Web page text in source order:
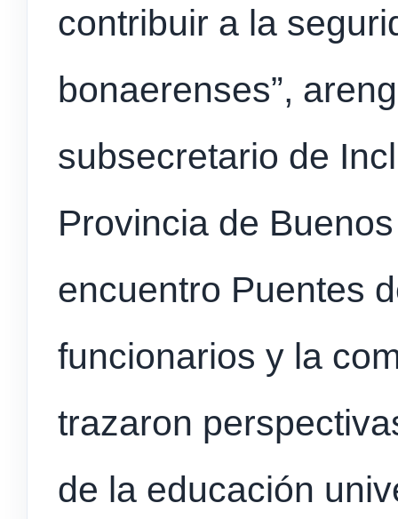
contribuir a la
bonaerenses”,
subsecretario de
Provincia de
encuentro Puentes
funcionarios y la
trazaron
de la educación